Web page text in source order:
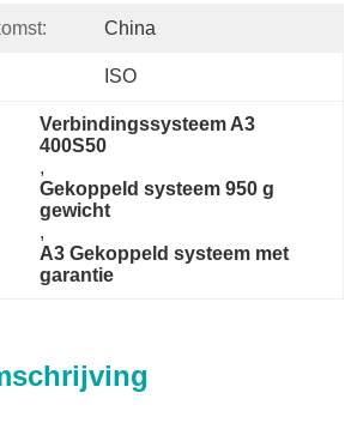
China
ISO
Verbindingssysteem A3
400S50
,
Gekoppeld systeem 950 g
gewicht
,
A3 Gekoppeld systeem met
garantie